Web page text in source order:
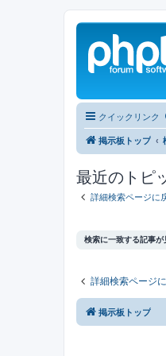
クイックリンク
掲示板トップ
最近のトピ
詳細検索ページに
検索に一致する記事
詳細検索ページ
掲示板トップ